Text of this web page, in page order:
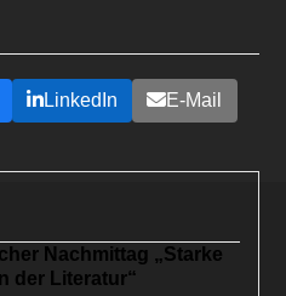
LinkedIn E-Mail
Nachmittag „Starke
der Literatur“